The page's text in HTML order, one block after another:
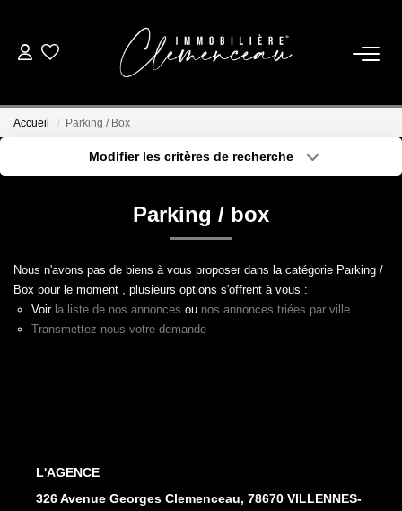
BIENS VENDUS
CONTACT
Accueil Parking / Box
Modifier les critères de recherche
Budget max Plus de critères
Parking / box
Nous n'avons pas de biens à vous proposer dans la catégorie Parking /
Box pour le moment , plusieurs options s'offrent à vous :
Voir la liste de nos annonces ou nos annonces triées par ville.
Transmettez-nous votre demande
L'AGENCE
326 Avenue Georges Clemenceau, 78670 VILLENNES-